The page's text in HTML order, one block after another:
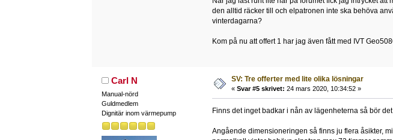
den alltid räcker till och elpatronen inte ska behöva
vinterdagarna?
Kom på nu att offert 1 har jag även fått med IVT
Carl N
Manual-nörd
Guldmedlem
Dignitär inom värmepump
SV: Tre offerter med lite olika lösningar
« Svar #5 skrivet: 24 mars 2020, 10:34:52 »
Finns det inget badkar i nån av lägenheterna så bör
Angående dimensioneringen så finns ju flera åsikter,